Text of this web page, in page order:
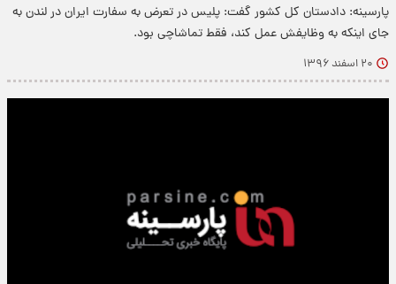
پارسینه: دادستان کل کشور گفت: پلیس در تعرض به سفارت ایران در لندن به
جای اینکه به وظایفش عمل کند، فقط تماشاچی بود.
۲۰ اسفند ۱۳۹۶